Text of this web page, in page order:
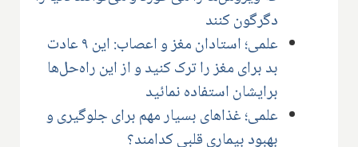
دگرگون کنند
علمی؛ استادان مغز و اعصاب: این ۹ عادت
بد برای مغز را ترک کنید و از این راه‌حل‌ها
برایشان استفاده نمائید
علمی؛ غذاهای بسیار مهم برای جلوگیری و
بهبود بیماری قلبی کدامند؟